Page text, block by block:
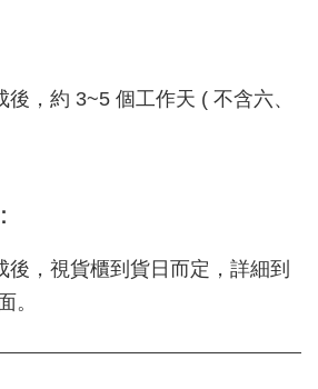
，約 3~5 個工作天 ( 不含六、
後，視貨櫃到貨日而定，詳細到
。